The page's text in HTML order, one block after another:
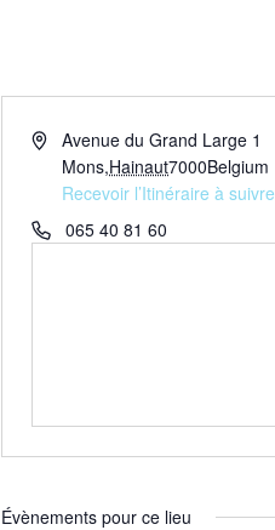
AdresseAvenue du Grand Large 1
Mons,Hainaut7000Belgium
Recevoir l’Itinéraire à suivre
Téléphone
065 40 81 60
Évènements pour ce lieu